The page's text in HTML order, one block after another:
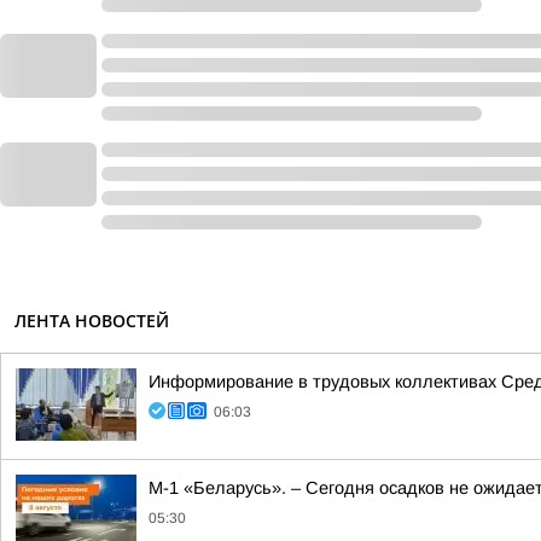
ЛЕНТА НОВОСТЕЙ
Информирование в трудовых коллективах
06:03
М-1 «Беларусь». – Сегодня осадков не
05:30